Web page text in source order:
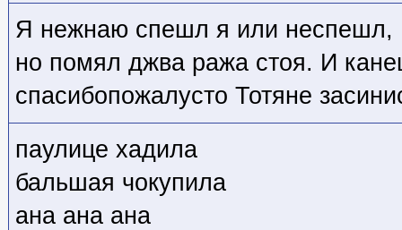
Я нежнаю спешл я или неспешл,
но помял джва ража стоя. И
спасибопожалусто Тотяне
паулице хадила
бальшая чокупила
ана ана ана